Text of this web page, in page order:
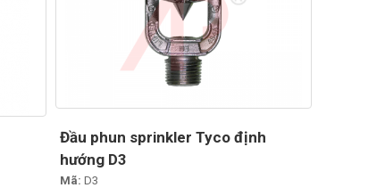
Đầu phun sprinkler Tyco định
hướng D3
Mã: D3